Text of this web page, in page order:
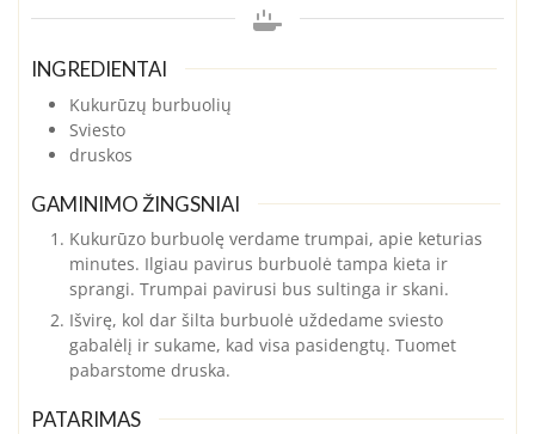
INGREDIENTAI
Kukurūzų burbuolių
Sviesto
druskos
GAMINIMO ŽINGSNIAI
Kukurūzo burbuolę verdame trumpai, apie keturias
minutes. Ilgiau pavirus burbuolė tampa kieta ir
sprangi. Trumpai pavirusi bus sultinga ir skani.
Išvirę, kol dar šilta burbuolė uždedame sviesto
gabalėlį ir sukame, kad visa pasidengtų. Tuomet
pabarstome druska.
PATARIMAS